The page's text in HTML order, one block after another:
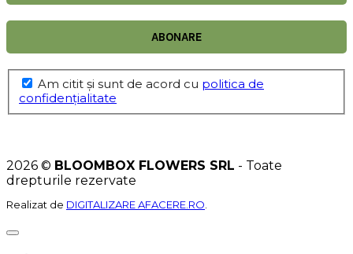
Am citit şi sunt de acord cu politica de
confidențialitate
2026 © BLOOMBOX FLOWERS SRL - Toate
drepturile rezervate
Realizat de DIGITALIZARE AFACERE.RO